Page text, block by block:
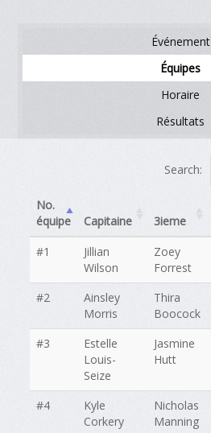
Événement
Équipes
Horaire
Résultats
Search:
No.
équipe
Capitaine 3ieme
#1
Jillian
Wilson
Zoey
Forrest
#2
Ainsley
Morris
Thira
Boocock
#3
Estelle
Louis-
Seize
Jasmine
Hutt
#4
Kyle
Corkery
Nicholas
Manning